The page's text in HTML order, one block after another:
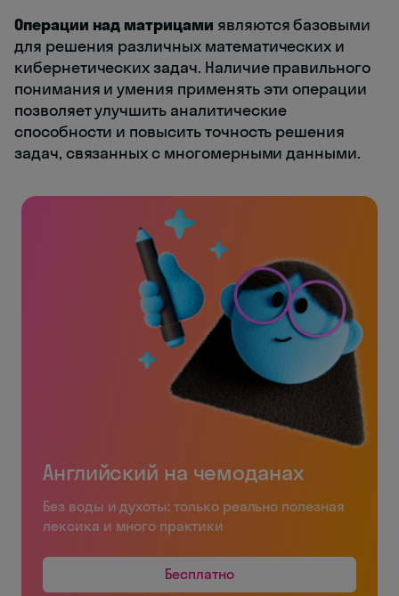
Операции над матрицами являются базовыми
для решения различных математических и
кибернетических задач. Наличие правильного
понимания и умения применять эти операции
позволяет улучшить аналитические
способности и повысить точность решения
задач, связанных с многомерными данными.
Английский на чемоданах
Без воды и духоты: только реально полезная
лексика и много практики
Бесплатно